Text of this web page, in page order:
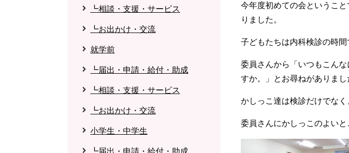
今年度初めての会というこ
りました。
子どもたちは内科検診の時
委員さんから「いつもこん
すか。」とお尋ねがありまし
かしっこ達は検診だけでな
委員さんにかしっこのよい
┗相談・支援・サービス
┗お出かけ・交流
就学前
┗届出・申請・給付・助成
┗相談・支援・サービス
┗お出かけ・交流
小学生・中学生